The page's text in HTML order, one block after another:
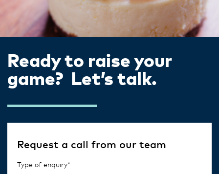
Ready to raise your
game? Let’s talk.
Request a call from our team
Type of enquiry*